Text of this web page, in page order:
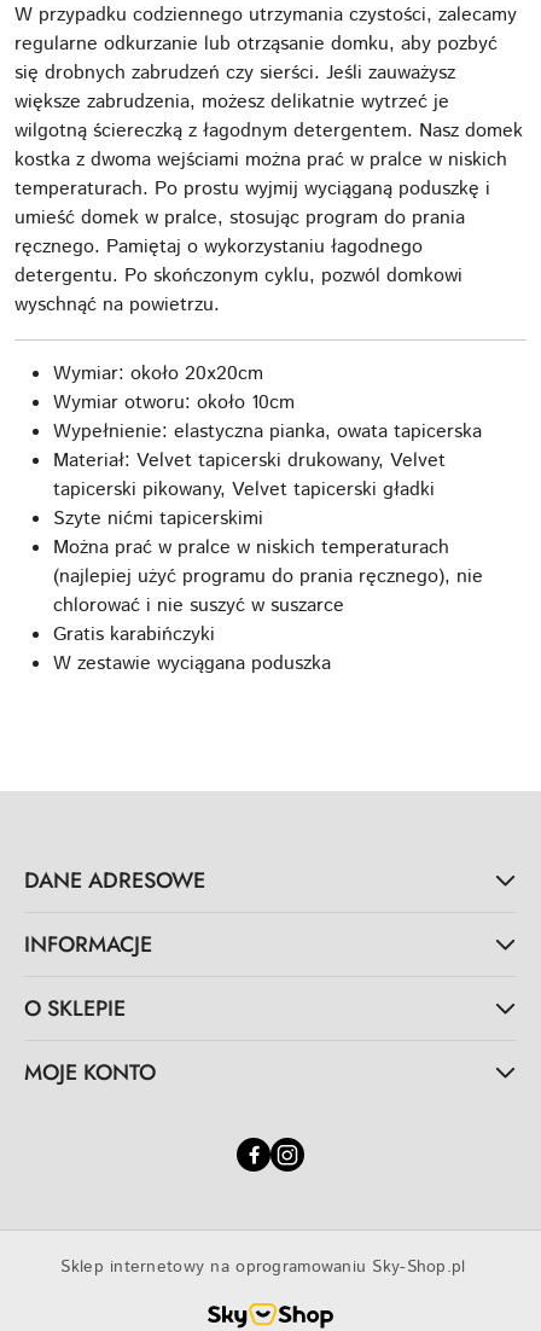
W przypadku codziennego utrzymania czystości, zalecamy
regularne odkurzanie lub otrząsanie domku, aby pozbyć
się drobnych zabrudzeń czy sierści. Jeśli zauważysz
większe zabrudzenia, możesz delikatnie wytrzeć je
wilgotną ściereczką z łagodnym detergentem. Nasz domek
kostka z dwoma wejściami można prać w pralce w niskich
temperaturach. Po prostu wyjmij wyciąganą poduszkę i
umieść domek w pralce, stosując program do prania
ręcznego. Pamiętaj o wykorzystaniu łagodnego
detergentu. Po skończonym cyklu, pozwól domkowi
wyschnąć na powietrzu.
Wymiar: około 20x20cm
Wymiar otworu: około 10cm
Wypełnienie: elastyczna pianka, owata tapicerska
Materiał: Velvet tapicerski drukowany, Velvet
tapicerski pikowany, Velvet tapicerski gładki
Szyte nićmi tapicerskimi
Można prać w pralce w niskich temperaturach
(najlepiej użyć programu do prania ręcznego), nie
chlorować i nie suszyć w suszarce
Gratis karabińczyki
W zestawie wyciągana poduszka
DANE ADRESOWE
INFORMACJE
O SKLEPIE
MOJE KONTO
Sklep internetowy na oprogramowaniu Sky-Shop.pl